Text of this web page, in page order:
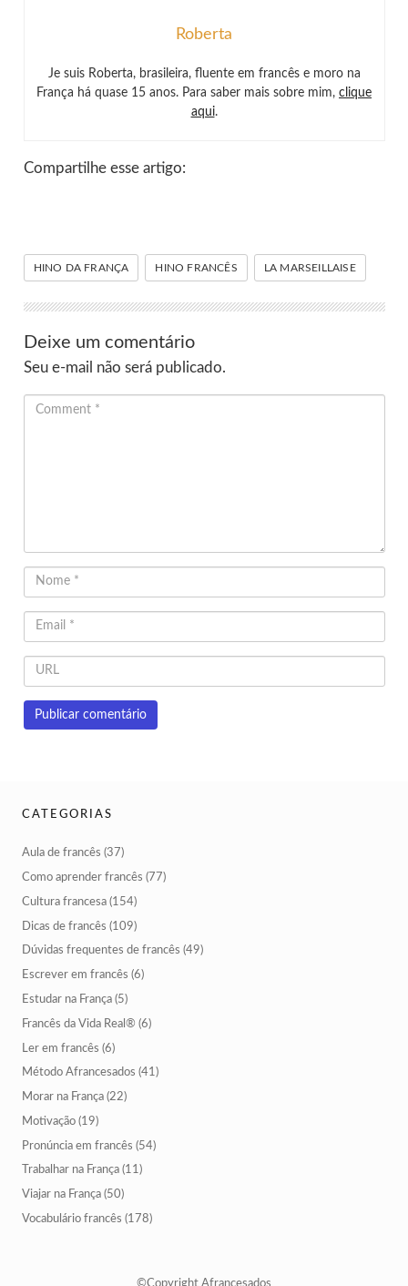
Roberta
Je suis Roberta, brasileira, fluente em francês e moro na
França há quase 15 anos. Para saber mais sobre mim, clique
aqui.
Compartilhe esse artigo:
HINO DA FRANÇA HINO FRANCÊS LA MARSEILLAISE
Deixe um comentário
Seu e-mail não será publicado.
CATEGORIAS
Aula de francês (37)
Como aprender francês (77)
Cultura francesa (154)
Dicas de francês (109)
Dúvidas frequentes de francês (49)
Escrever em francês (6)
Estudar na França (5)
Francês da Vida Real® (6)
Ler em francês (6)
Método Afrancesados (41)
Morar na França (22)
Motivação (19)
Pronúncia em francês (54)
Trabalhar na França (11)
Viajar na França (50)
Vocabulário francês (178)
©Copyright Afrancesados